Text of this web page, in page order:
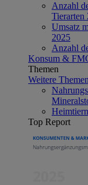
Anzahl
Tierarten
Umsatz
2025
Anzahl
Konsum &
Themen
Weitere Themen
Top Report